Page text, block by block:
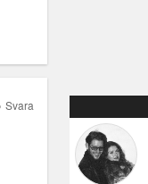
Svara